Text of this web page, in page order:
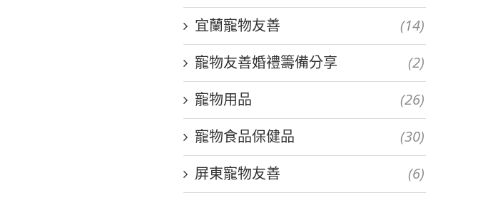
宜蘭寵物友善
(14)
寵物友善婚禮籌備分享
(2)
寵物用品
(26)
寵物食品保健品
(30)
屏東寵物友善
(6)